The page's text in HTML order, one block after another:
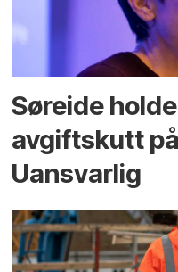
Søreide
avgiftskutt
Uansvarlig